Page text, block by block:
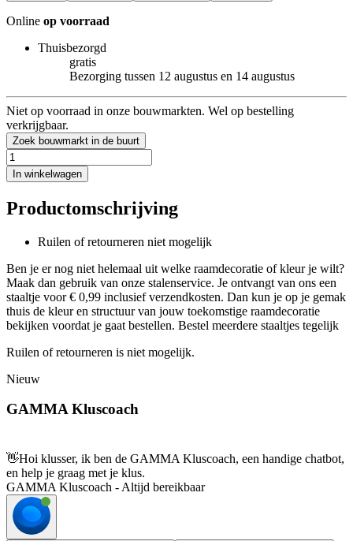
Online op voorraad
Thuisbezorgd
gratis
Bezorging tussen 12 augustus en 14 augustus
Niet op voorraad in onze bouwmarkten. Wel op bestelling
verkrijgbaar.
Zoek bouwmarkt in de buurt
In winkelwagen
Productomschrijving
Ruilen of retourneren niet mogelijk
Ben je er nog niet helemaal uit welke raamdecoratie of kleur je wilt?
Maak dan gebruik van onze stalenservice. Je ontvangt van ons een
staaltje voor € 0,99 inclusief verzendkosten. Dan kun je op je gemak
thuis de kleur en structuur van jouw toekomstige raamdecoratie
bekijken voordat je gaat bestellen. Bestel meerdere staaltjes tegelijk
Ruilen of retourneren is niet mogelijk.
Nieuw
GAMMA Kluscoach
👋Hoi klusser, ik ben de GAMMA Kluscoach, een handige chatbot,
en help je graag met je klus.
GAMMA Kluscoach - Altijd bereikbaar